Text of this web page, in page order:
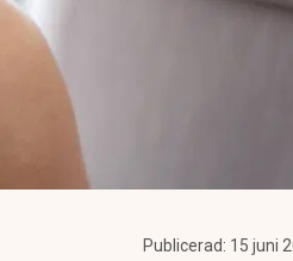
Publicerad: 15 juni